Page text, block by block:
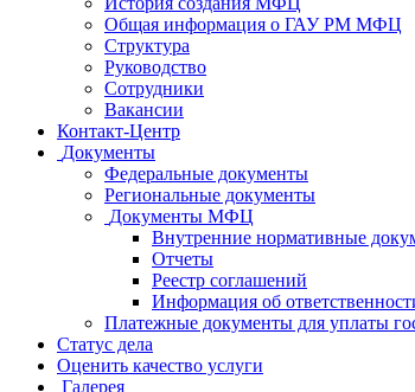
Общая информация о ГАУ РМ МФЦ
Структура
Руководство
Сотрудники
Вакансии
Контакт-Центр
Документы
Федеральные документы
Региональные документы
Документы МФЦ
Внутренние нормативные
Отчеты
Реестр соглашений
Информация об
Платежные документы для уплаты
Статус дела
Оценить качество услуги
Галерея